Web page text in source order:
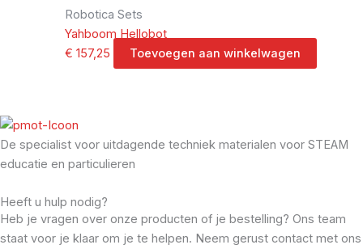
Robotica Sets
Yahboom Hellobot
€ 157,25 Toevoegen aan winkelwagen
De specialist voor uitdagende techniek materialen voor STEAM
educatie en particulieren
Heeft u hulp nodig?
Heb je vragen over onze producten of je bestelling? Ons team
staat voor je klaar om je te helpen. Neem gerust contact met ons